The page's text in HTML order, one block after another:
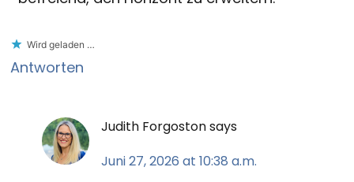
Wird geladen …
Antworten
Judith Forgostonsays
Juni 27, 2026 at 10:38 a.m.